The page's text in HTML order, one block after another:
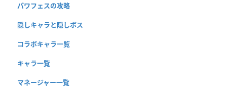
パワフェスの攻略
隠しキャラと隠しボス
コラボキャラ一覧
キャラ一覧
マネージャー一覧